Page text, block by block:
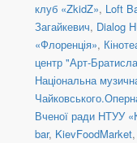
клуб «ZkidZ», Loft
Загайкевич, Dialog
«Флоренція»,
центр "Арт-
Національна
Вченої ради НТУУ
bar, KievFoodMarket,